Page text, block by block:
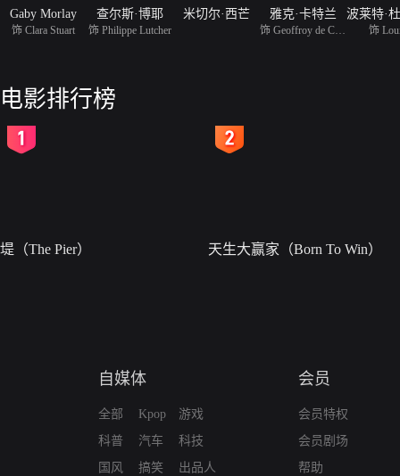
Gaby Morlay
饰 Clara Stuart
查尔斯·博耶
饰 Philippe Lutcher
米切尔·西芒 雅克·卡特兰
饰
电影排行榜
堤（The Pier） 天生大赢家（Born To Win）
自媒体
全部
科普
国风
Kpop
汽车
搞笑
游戏
科技
出品人
会员
会员特权
会员剧场
帮助